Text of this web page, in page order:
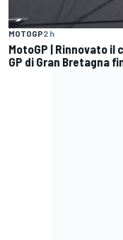
MOTOGP2 h
MotoGP | Rinnovato
GP di Gran Bretagna